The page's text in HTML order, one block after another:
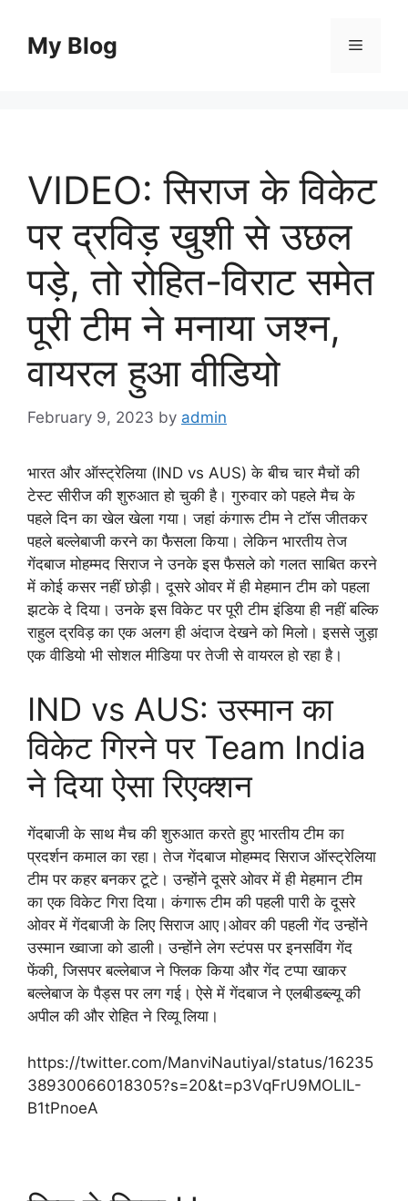
contentMy Blog Menu
VIDEO: सिराज के विकेट
पर द्रविड़ खुशी से उछल
पड़े, तो रोहित-विराट समेत
पूरी टीम ने मनाया जश्न,
वायरल हुआ वीडियो
February 9, 2023 by admin
भारत और ऑस्ट्रेलिया (IND vs AUS) के बीच चार मैचों की
टेस्ट सीरीज की शुरुआत हो चुकी है। गुरुवार को पहले मैच के
पहले दिन का खेल खेला गया। जहां कंगारू टीम ने टॉस जीतकर
पहले बल्लेबाजी करने का फैसला किया। लेकिन भारतीय तेज
गेंदबाज मोहम्मद सिराज ने उनके इस फैसले को गलत साबित करने
में कोई कसर नहीं छोड़ी। दूसरे ओवर में ही मेहमान टीम को पहला
झटके दे दिया। उनके इस विकेट पर पूरी टीम इंडिया ही नहीं बल्कि
राहुल द्रविड़ का एक अलग ही अंदाज देखने को मिलाे। इससे जुड़ा
एक वीडियो भी सोशल मीडिया पर तेजी से वायरल हो रहा है।
IND vs AUS: उस्मान का
विकेट गिरने पर Team India
ने दिया ऐसा रिएक्शन
गेंदबाजी के साथ मैच की शुरुआत करते हुए भारतीय टीम का
प्रदर्शन कमाल का रहा। तेज गेंदबाज मोहम्मद सिराज ऑस्ट्रेलिया
टीम पर कहर बनकर टूटे। उन्होंने दूसरे ओवर में ही मेहमान टीम
का एक विकेट गिरा दिया। कंगारू टीम की पहली पारी के दूसरे
ओवर में गेंदबाजी के लिए सिराज आए।ओवर की पहली गेंद उन्होंने
उस्मान ख्वाजा को डाली। उन्होंने लेग स्टंपस पर इनसविंग गेंद
फेंकी, जिसपर बल्लेबाज ने फ्लिक किया और गेंद टप्पा खाकर
बल्लेबाज के पैड्स पर लग गई। ऐसे में गेंदबाज ने एलबीडब्ल्यू की
अपील की और रोहित ने रिव्यू लिया।
https://twitter.com/ManviNautiyal/status/16235
38930066018305?s=20&t=p3VqFrU9MOLlL-
B1tPnoeA